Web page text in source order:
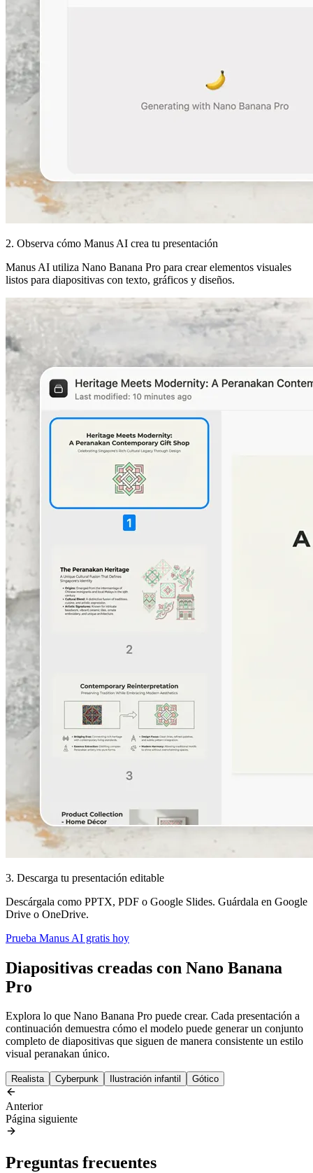
2. Observa cómo Manus AI crea tu presentación
Manus AI utiliza Nano Banana Pro para crear elementos visuales
listos para diapositivas con texto, gráficos y diseños.
3. Descarga tu presentación editable
Descárgala como PPTX, PDF o Google Slides. Guárdala en Google
Drive o OneDrive.
Prueba Manus AI gratis hoy
Diapositivas creadas con Nano Banana
Pro
Explora lo que Nano Banana Pro puede crear. Cada presentación a
continuación demuestra cómo el modelo puede generar un conjunto
completo de diapositivas que siguen de manera consistente un estilo
visual peranakan único.
Realista Cyberpunk Ilustración infantil Gótico
Anterior
Página siguiente
Preguntas frecuentes